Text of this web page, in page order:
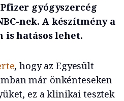
gyógyszercég
nek. A készítmény a
hatásos lehet.
, hogy az Egyesült
már önkénteseken
ez a klinikai tesztek